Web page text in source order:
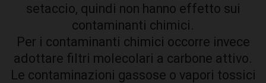
setaccio, quindi non hanno effetto sui
contaminanti chimici.
Per i contaminanti chimici occorre invece
adottare filtri molecolari a carbone attivo.
Le contaminazioni gassose o vapori tossici